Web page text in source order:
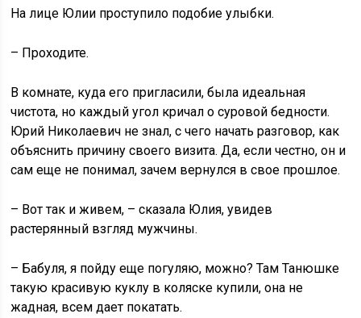
На лице Юлии проступило подобие улыбки.
– Проходите.
В комнате, куда его пригласили, была идеальная
чистота, но каждый угол кричал о суровой бедности.
Юрий Николаевич не знал, с чего начать разговор, как
объяснить причину своего визита. Да, если честно, он и
сам еще не понимал, зачем вернулся в свое прошлое.
– Вот так и живем, – сказала Юлия, увидев
растерянный взгляд мужчины.
– Бабуля, я пойду еще погуляю, можно? Там Танюшке
такую красивую куклу в коляске купили, она не
жадная, всем дает покатать.